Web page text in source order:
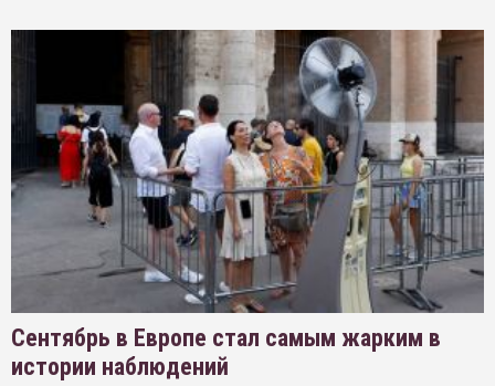
Сентябрь в Европе стал самым жарким в
истории наблюдений